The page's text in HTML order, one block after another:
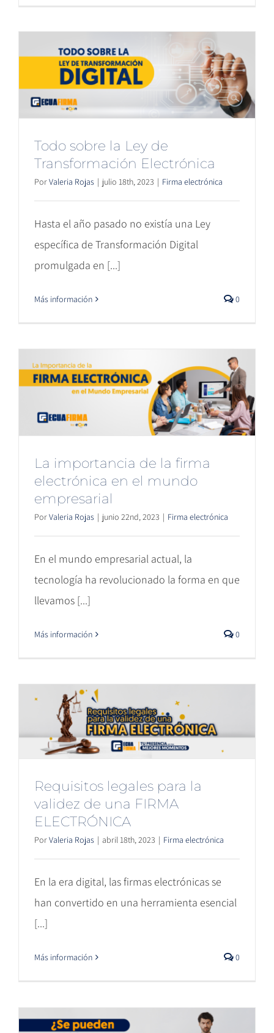
Todo sobre la Ley de
Transformación Electrónica
PorValeria Rojas | julio 18th, 2023 | Firma electrónica
Hasta el año pasado no existía una Ley
específica de Transformación Digital
promulgada en [...]
Más información 0
La importancia de la firma
electrónica en el mundo
empresarial
PorValeria Rojas | junio 22nd, 2023 | Firma electrónica
En el mundo empresarial actual, la
tecnología ha revolucionado la forma en que
llevamos [...]
Más información 0
Requisitos legales para la
validez de una FIRMA
ELECTRÓNICA
PorValeria Rojas | abril 18th, 2023 | Firma electrónica
En la era digital, las firmas electrónicas se
han convertido en una herramienta esencial
[...]
Más información 0